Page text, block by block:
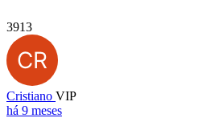
3913
Cristiano VIP
há 9 meses